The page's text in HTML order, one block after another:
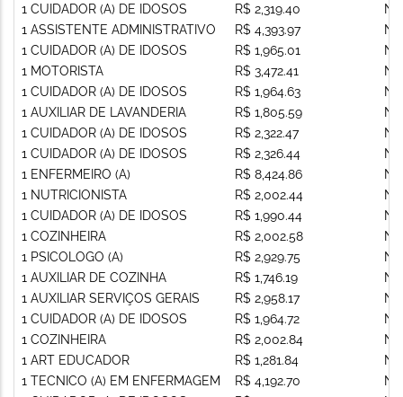
1 CUIDADOR (A) DE IDOSOS
1 ASSISTENTE ADMINISTRATIVO
1 CUIDADOR (A) DE IDOSOS
1 MOTORISTA
1 CUIDADOR (A) DE IDOSOS
1 AUXILIAR DE LAVANDERIA
1 CUIDADOR (A) DE IDOSOS
1 CUIDADOR (A) DE IDOSOS
1 ENFERMEIRO (A)
1 NUTRICIONISTA
1 CUIDADOR (A) DE IDOSOS
1 COZINHEIRA
1 PSICOLOGO (A)
1 AUXILIAR DE COZINHA
1 AUXILIAR SERVIÇOS GERAIS
1 CUIDADOR (A) DE IDOSOS
1 COZINHEIRA
1 ART EDUCADOR
1 TECNICO (A) EM ENFERMAGEM
R$ 2,319.40
R$ 4,393.97
R$ 1,965.01
R$ 3,472.41
R$ 1,964.63
R$ 1,805.59
R$ 2,322.47
R$ 2,326.44
R$ 8,424.86
R$ 2,002.44
R$ 1,990.44
R$ 2,002.58
R$ 2,929.75
R$ 1,746.19
R$ 2,958.17
R$ 1,964.72
R$ 2,002.84
R$ 1,281.84
R$ 4,192.70